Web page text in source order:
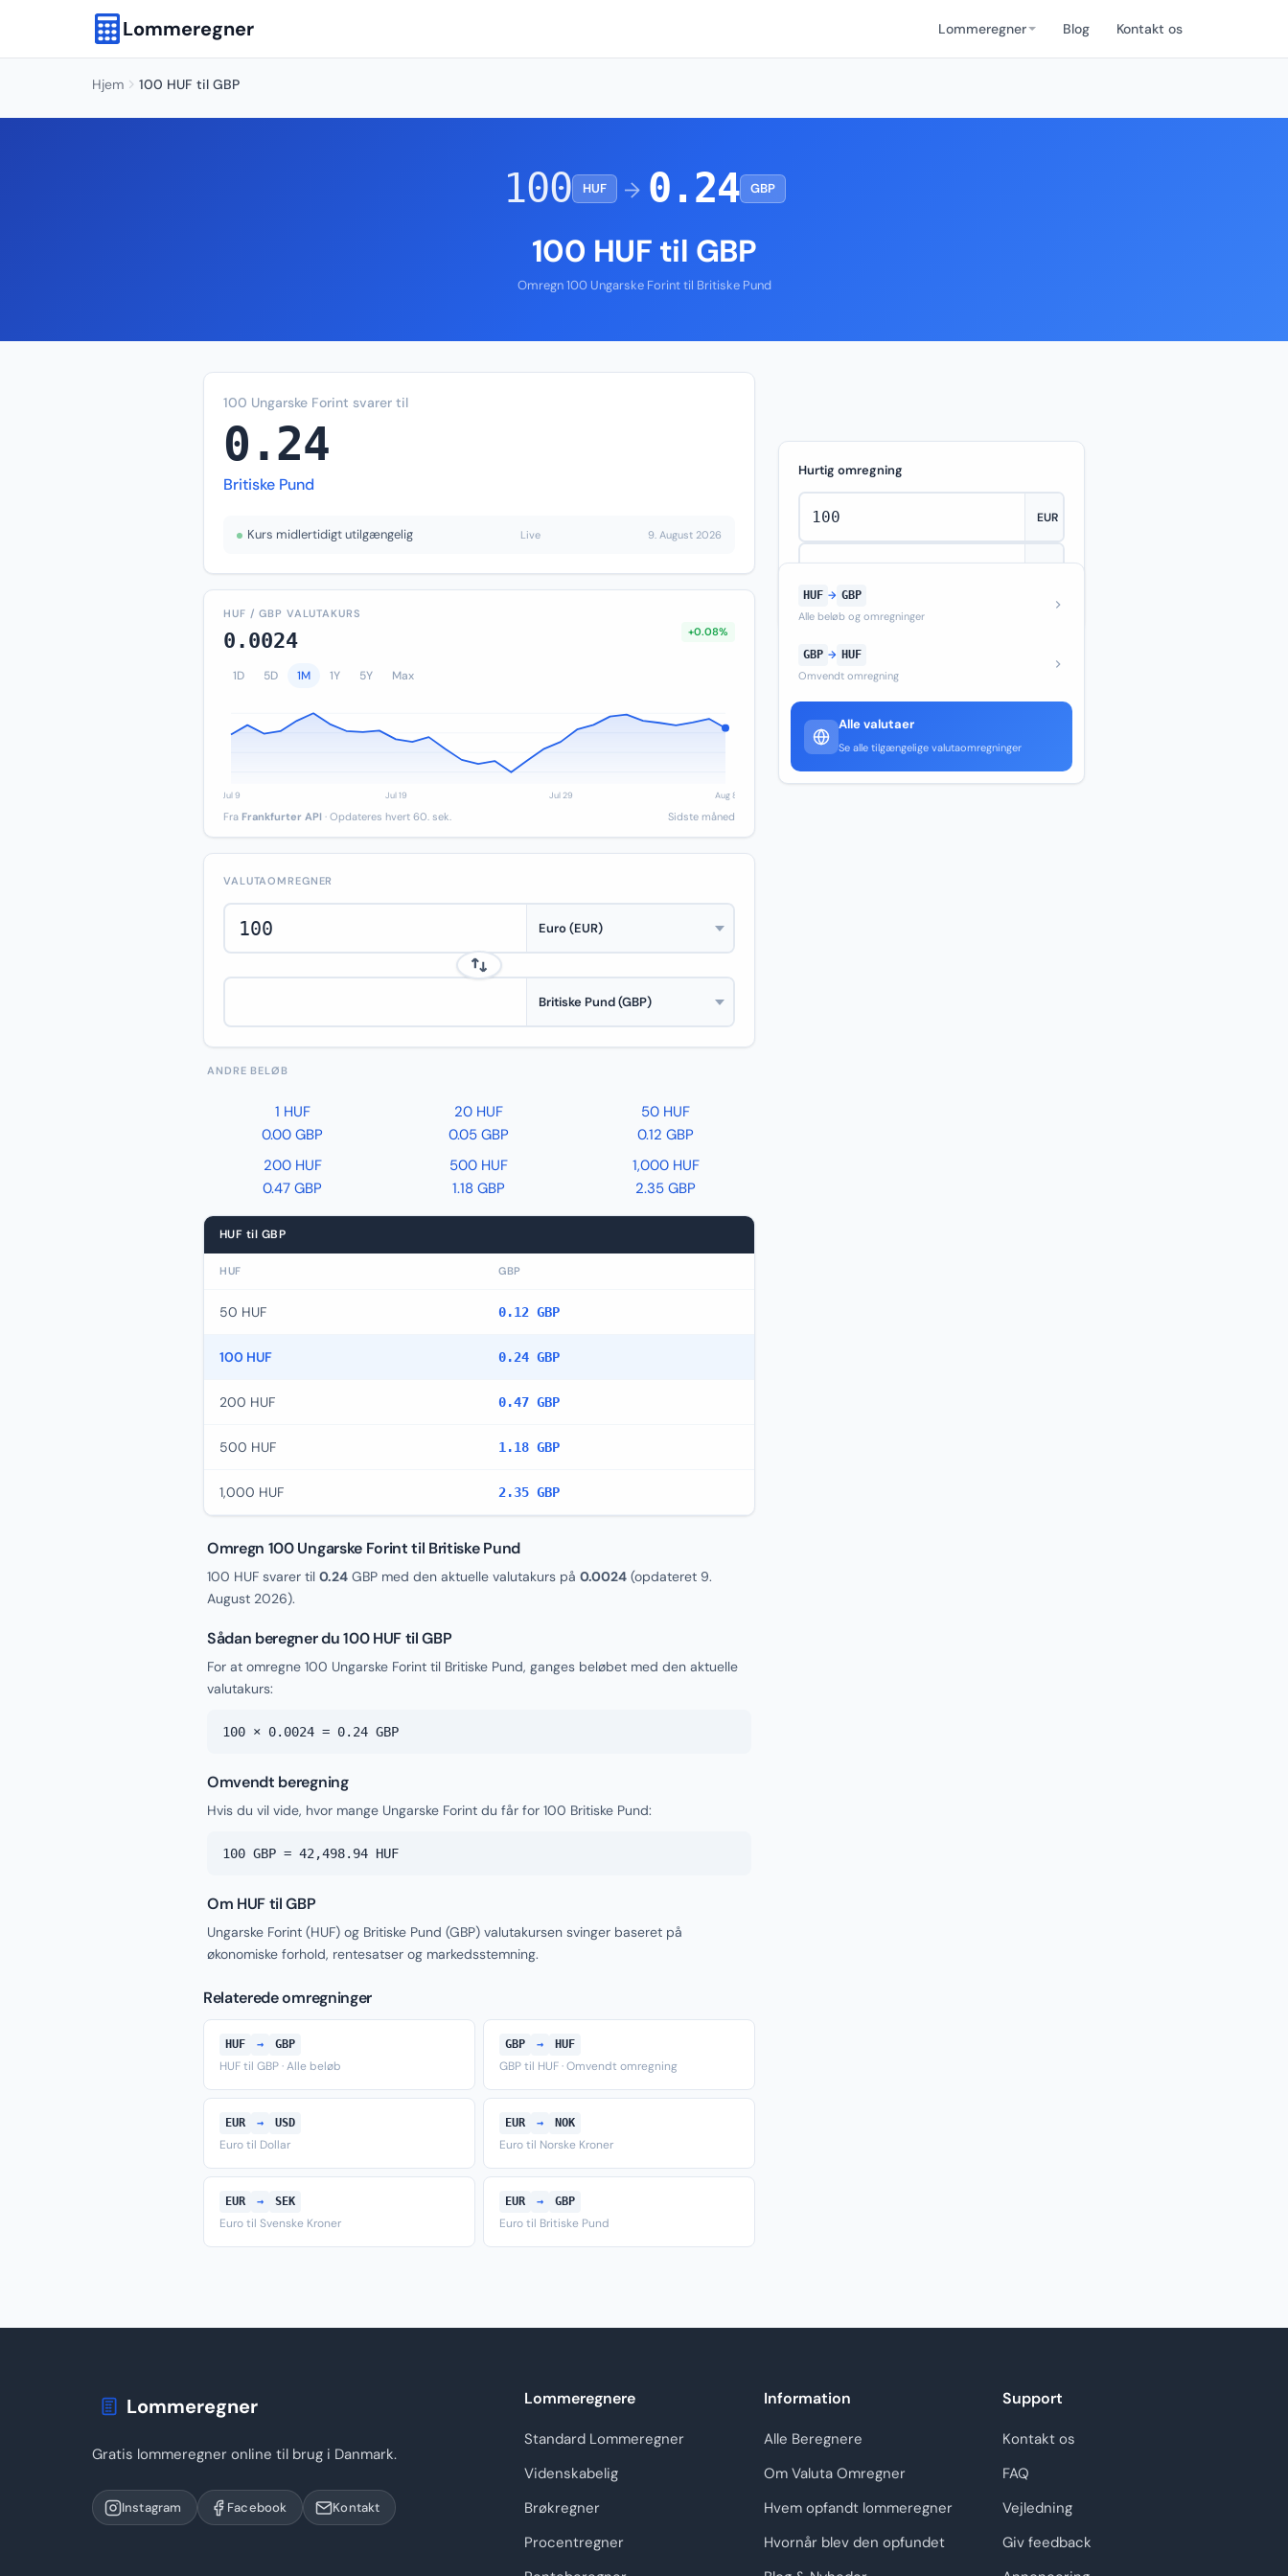
Lommeregner Lommeregner Blog Kontakt os
Hjem 100 HUF til GBP
100 HUF → 0.24 GBP
100 HUF til GBP
Omregn 100 Ungarske Forint til Britiske Pund
100 Ungarske Forint svarer til
0.24
Britiske Pund
Kurs midlertidigt utilgængelig Live 9. August 2026
HUF / GBP VALUTAKURS
0.0024 +0.08%
1D 5D 1M 1Y 5Y Max
Fra Frankfurter API · Opdateres hvert 60. sek. Sidste måned
VALUTAOMREGNER
ANDRE BELØB
1 HUF
0.00 GBP
20 HUF
0.05 GBP
50 HUF
0.12 GBP
200 HUF
0.47 GBP
500 HUF
1.18 GBP
1,000 HUF
2.35 GBP
HUF til GBP
HUF GBP
50 HUF 0.12 GBP
100 HUF 0.24 GBP
200 HUF 0.47 GBP
500 HUF 1.18 GBP
1,000 HUF 2.35 GBP
Omregn 100 Ungarske Forint til Britiske Pund
100 HUF svarer til 0.24 GBP med den aktuelle valutakurs på 0.0024 (opdateret 9.
August 2026).
Sådan beregner du 100 HUF til GBP
For at omregne 100 Ungarske Forint til Britiske Pund, ganges beløbet med den aktuelle
valutakurs:
100 × 0.0024 = 0.24 GBP
Omvendt beregning
Hvis du vil vide, hvor mange Ungarske Forint du får for 100 Britiske Pund:
100 GBP = 42,498.94 HUF
Om HUF til GBP
Ungarske Forint (HUF) og Britiske Pund (GBP) valutakursen svinger baseret på
økonomiske forhold, rentesatser og markedsstemning.
Relaterede omregninger
HUF → GBP
HUF til GBP · Alle beløb
GBP → HUF
GBP til HUF · Omvendt omregning
EUR → USD
Euro til Dollar
EUR → NOK
Euro til Norske Kroner
EUR → SEK
Euro til Svenske Kroner
EUR → GBP
Euro til Britiske Pund
Hurtig omregning
HUF → GBP
Alle beløb og omregninger
GBP → HUF
Omvendt omregning
Alle valutaer
Se alle tilgængelige valutaomregninger
Lommeregner
Gratis lommeregner online til brug i Danmark.
Instagram Facebook Kontakt
Lommeregnere
Standard Lommeregner
Videnskabelig
Brøkregner
Procentregner
Information
Alle Beregnere
Om Valuta Omregner
Hvem opfandt lommeregner
Hvornår blev den opfundet
Support
Kontakt os
FAQ
Vejledning
Giv feedback